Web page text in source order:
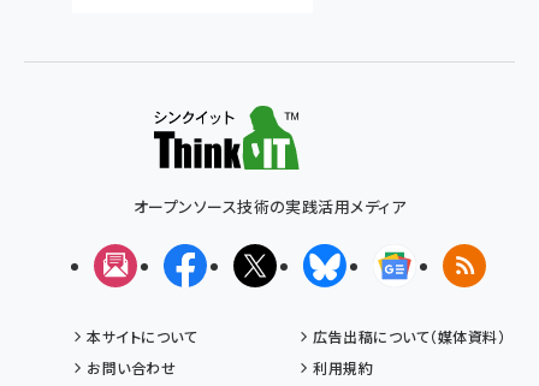
オープンソース技術の実践活用メディア
メルマガFacebookX(エックス)BlueskyGoogleニュ
RSS
本サイトについて
広告出稿について（媒体資料）
お問い合わせ
利用規約